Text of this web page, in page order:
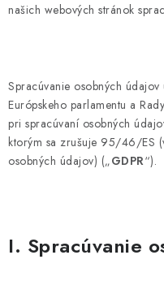
PRODUKTY HISTORICKE
BEZ ZÁSOBY, K
OBLEČENÍ A MÓDA
našich webových stránok
Spracúvanie osobných
Európskeho parlamentu a
pri spracúvaní osobných
ktorým sa zrušuje 95/46/ES
osobných údajov) („GDPR“).
I. Spracúvanie